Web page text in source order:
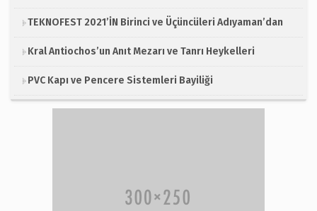
TEKNOFEST 2021’İN Birinci ve Üçüncüleri Adıyaman’dan
Kral Antiochos’un Anıt Mezarı ve Tanrı Heykelleri
PVC Kapı ve Pencere Sistemleri Bayiliği